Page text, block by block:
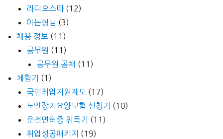
라디오스타(12)
아는형님 (3)
채용 정보 (11)
공무원 (11)
공무원 공채 (11)
체험기
(1)
국민취업지원제도 (17)
노인장기요양보험 신청기
(10)
운전면허증 취득기
(11)
취업성공패키지
(19)